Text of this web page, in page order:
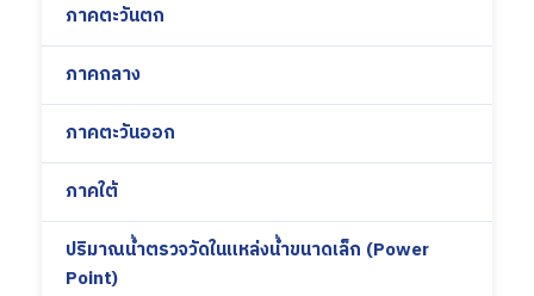
ภาคตะวันตก
ภาคกลาง
ภาคตะวันออก
ภาคใต้
ปริมาณน้ำตรวจวัดในแหล่งน้ำขนาดเล็ก (Power
Point)